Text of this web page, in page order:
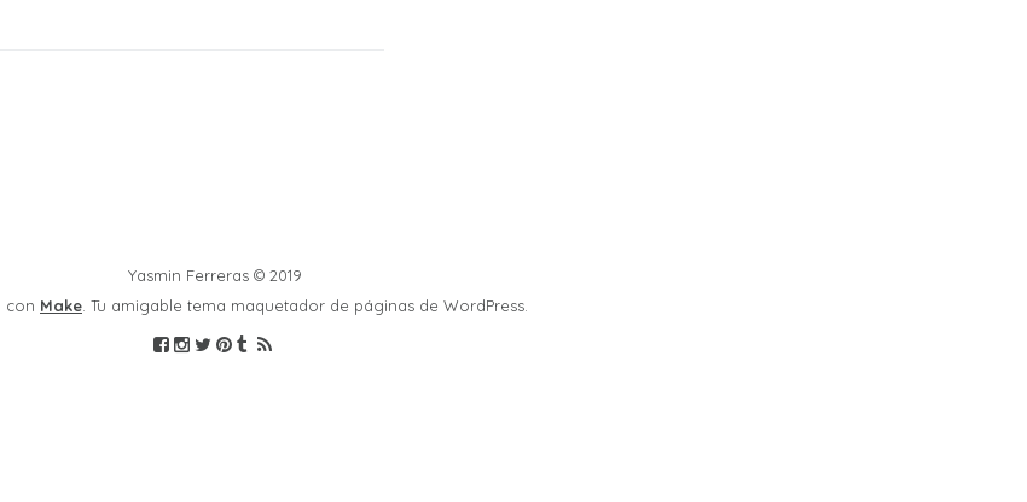
Yasmin Ferreras © 2019
con Make . Tu amigable tema maquetador de páginas de WordPress.